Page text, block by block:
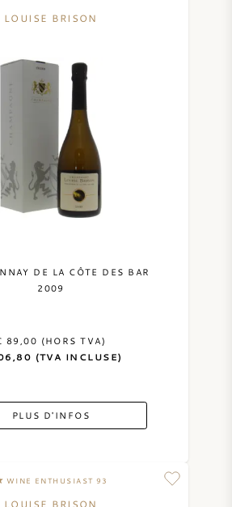
LOUISE BRISON
DE LA CÔTE DES BAR
2009
89,00 (HORS TVA)
(TVA INCLUSE)
PLUS D'INFOS
WINE ENTHUSIAST 93
LOUISE BRISON